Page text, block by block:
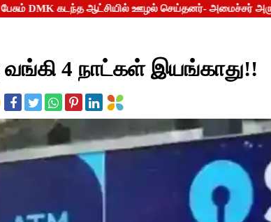
4 நாட்கள் இயங்காது!!